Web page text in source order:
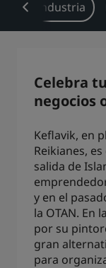
Park Plaza
Prize by Radisson
Marcas
Kunlun
Visita nuestro
cada industria
Celebra
negocios
Keflavik, en
Reikianes,
salida de
y en el
la OTAN. En
por su
gran
para